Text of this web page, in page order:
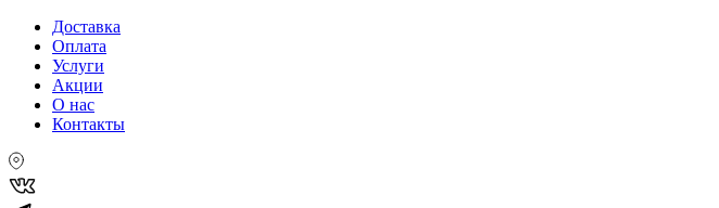
Доставка
Оплата
Услуги
Акции
О нас
Контакты